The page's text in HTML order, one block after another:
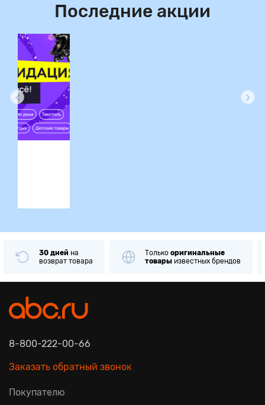
Последние акции
30 дней на
возврат товара
Только оригинальные
товары известных брендов
8-800-222-00-66
Заказать обратный звонок
Покупателю